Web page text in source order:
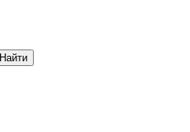
Найти